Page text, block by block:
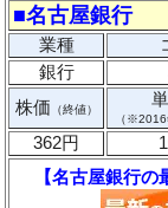
■名古屋銀行
業種
銀行
株価 （終値）
（※2016
362円
【名古屋銀行